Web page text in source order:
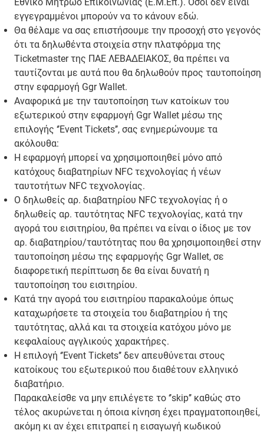
Εθνικό Μητρώο Επικοινωνίας (Ε.Μ.Επ.). Όσοι δεν είναι
εγγεγραμμένοι μπορούν να το κάνουν εδώ.
Θα θέλαμε να σας επιστήσουμε την προσοχή στο γεγονός
ότι τα δηλωθέντα στοιχεία στην πλατφόρμα της
Ticketmaster της ΠΑΕ ΛΕΒΑΔΕΙΑΚΟΣ, θα πρέπει να
ταυτίζονται με αυτά που θα δηλωθούν προς ταυτοποίηση
στην εφαρμογή Ggr Wallet.
Αναφορικά με την ταυτοποίηση των κατοίκων του
εξωτερικού στην εφαρμογή Ggr Wallet μέσω της
επιλογής ‘’Event Tickets’’, σας ενημερώνουμε τα
ακόλουθα:
Η εφαρμογή μπορεί να χρησιμοποιηθεί μόνο από
κατόχους διαβατηρίων NFC τεχνολογίας ή νέων
ταυτοτήτων NFC τεχνολογίας.
Ο δηλωθείς αρ. διαβατηρίου NFC τεχνολογίας ή ο
δηλωθείς αρ. ταυτότητας NFC τεχνολογίας, κατά την
αγορά του εισιτηρίου, θα πρέπει να είναι ο ίδιος με τον
αρ. διαβατηρίου/ταυτότητας που θα χρησιμοποιηθεί στην
ταυτοποίηση μέσω της εφαρμογής Ggr Wallet, σε
διαφορετική περίπτωση δε θα είναι δυνατή η
ταυτοποίηση του εισιτηρίου.
Κατά την αγορά του εισιτηρίου παρακαλούμε όπως
καταχωρήσετε τα στοιχεία του διαβατηρίου ή της
ταυτότητας, αλλά και τα στοιχεία κατόχου μόνο με
κεφαλαίους αγγλικούς χαρακτήρες.
Η επιλογή ‘’Event Tickets’’ δεν απευθύνεται στους
κατοίκους του εξωτερικού που διαθέτουν ελληνικό
διαβατήριο.
Παρακαλείσθε να μην επιλέγετε το ‘’skip’’ καθώς στο
τέλος ακυρώνεται η όποια κίνηση έχει πραγματοποιηθεί,
ακόμη κι αν έχει επιτραπεί η εισαγωγή κωδικού